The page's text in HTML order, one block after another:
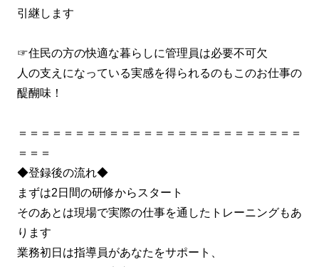
引継します
☞住民の方の快適な暮らしに管理員は必要不可欠
人の支えになっている実感を得られるのもこのお仕事の
醍醐味！
＝＝＝＝＝＝＝＝＝＝＝＝＝＝＝＝＝＝＝＝＝＝＝＝＝
＝＝＝
◆登録後の流れ◆
まずは2日間の研修からスタート
そのあとは現場で実際の仕事を通したトレーニングもあ
ります
業務初日は指導員があなたをサポート、